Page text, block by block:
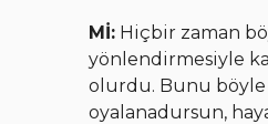
Mİ: Hiçbir zaman
yönlendirmesiyle
olurdu. Bunu böyle
oyalanadursun,